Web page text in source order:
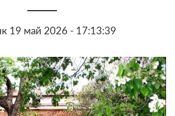
19 май 2026 - 17:13:39